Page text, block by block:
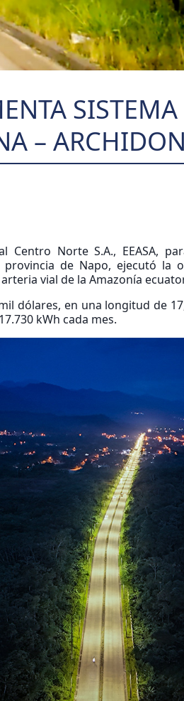
–
Centro Norte S.A., EEASA,
de Napo, ejecutó
vial de la Amazonía
dólares, en una longitud de
kWh cada mes.